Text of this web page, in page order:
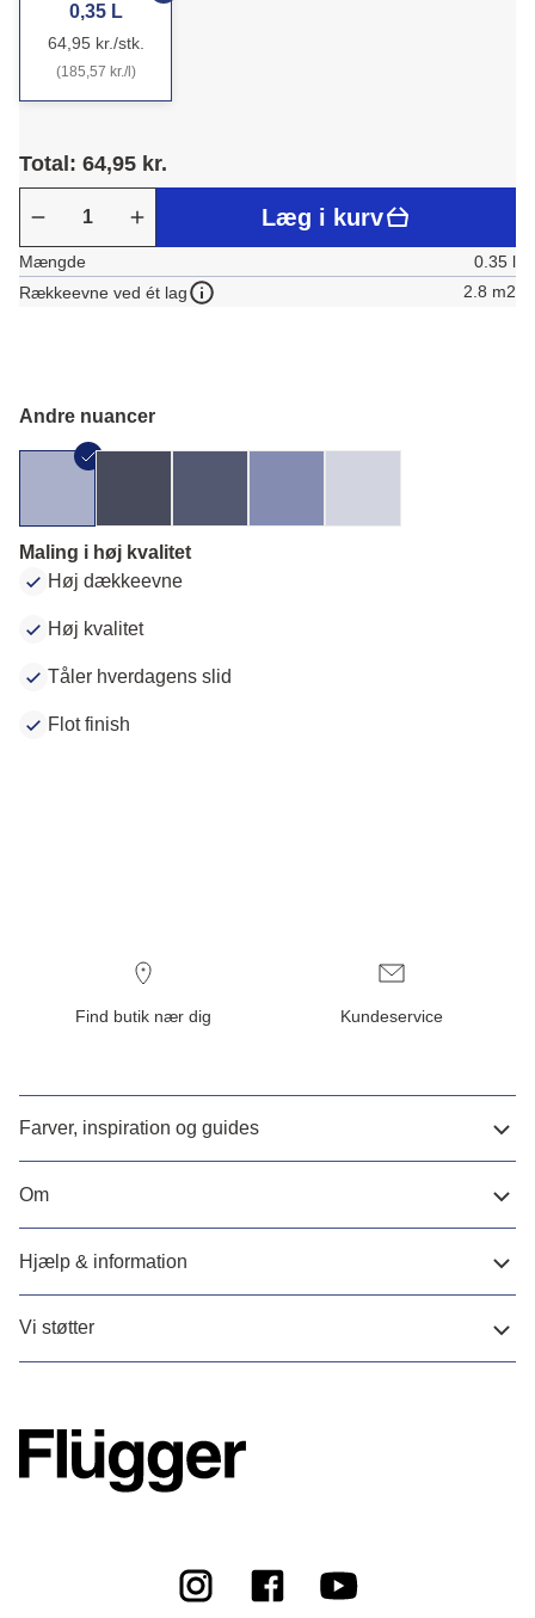
0,35 L
64,95 kr./stk.
(185,57 kr./l)
Total: 64,95 kr.
Læg i kurv
Mængde
0.35 l
Rækkeevne ved ét lag
2.8 m2
Andre nuancer
Maling i høj kvalitet
Høj dækkeevne
Høj kvalitet
Tåler hverdagens slid
Flot finish
Find butik nær dig Kundeservice
Farver, inspiration og guides
Om
Hjælp & information
Vi støtter